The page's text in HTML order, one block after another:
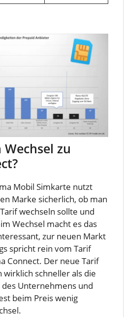
zu
Mobil Simkarte nutzt
Marke sicherlich, ob man
wechseln sollte und
Wechsel macht es das
zur neuen Markt
spricht rein vom Tarif
Connect. Der neue Tarif
schneller als die
Unternehmens und
beim Preis wenig